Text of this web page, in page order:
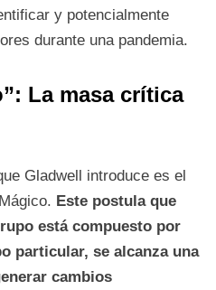
y potencialmente
durante una pandemia.
La masa crítica
Gladwell introduce es el
Este postula que
está compuesto por
particular, se alcanza una
cambios